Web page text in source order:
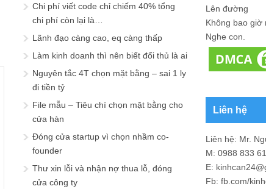
Chi phí viết code chỉ chiếm 40% tổng
chi phí còn lại là…
Lãnh đạo càng cao, eq càng thấp
Làm kinh doanh thì nên biết đối thủ là ai
Nguyên tắc 4T chọn mặt bằng – sai 1 ly
đi tiền tỷ
File mẫu – Tiêu chí chọn mặt bằng cho
cửa hàn
Đóng cửa startup vì chọn nhầm co-
founder
Thư xin lỗi và nhận nợ thua lỗ, đóng
cửa công ty
Lên đường
Không bao giờ
Nghe con.
Liên hệ
Liên hệ: Mr.
M: 0988 833
E:
Fb: fb.com/